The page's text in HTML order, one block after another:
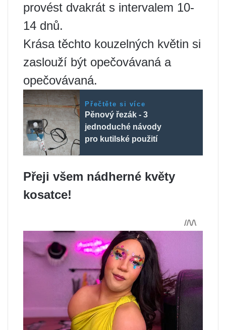
provést dvakrát s intervalem 10-
14 dnů.
Krása těchto kouzelných květin si
zaslouží být opečovávaná a
opečovávaná.
Přečtěte si více
Pěnový řezák - 3
jednoduché návody
pro kutilské použití
Přeji všem nádherné květy
kosatce!